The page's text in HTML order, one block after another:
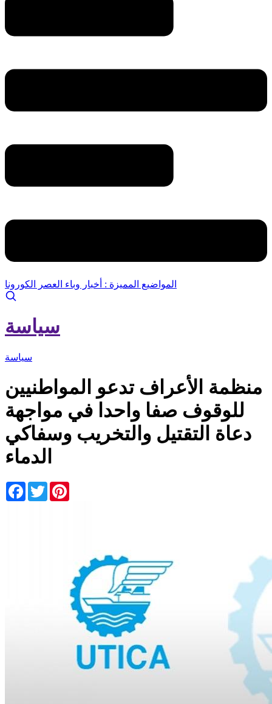
المواضيع المميزة : أخبار وباء العصر الكورونا
سياسة
سياسة
منظمة الأعراف تدعو المواطنيين
للوقوف صفا واحدا في مواجهة
دعاة التقتيل والتخريب وسفاكي
الدماء
Facebook
Twitter